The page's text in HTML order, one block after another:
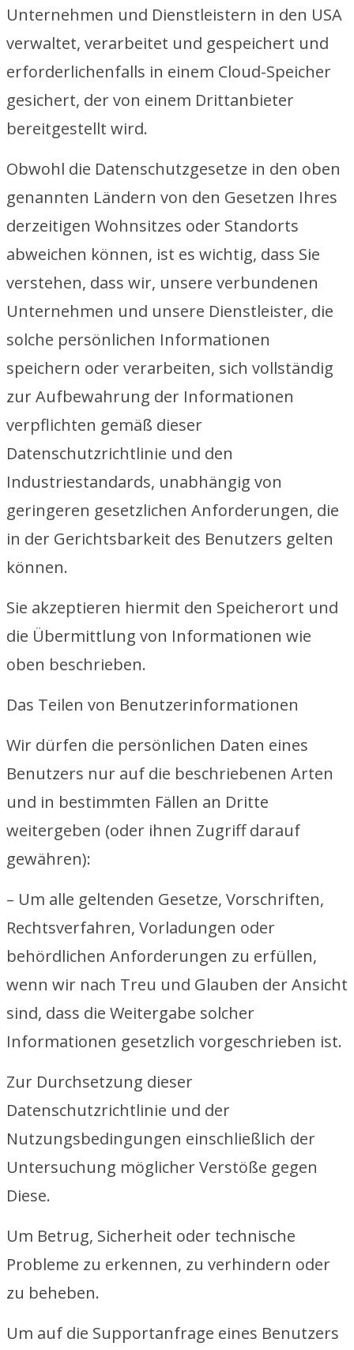
Unternehmen und Dienstleistern in den USA
verwaltet, verarbeitet und gespeichert und
erforderlichenfalls in einem Cloud-Speicher
gesichert, der von einem Drittanbieter
bereitgestellt wird.
Obwohl die Datenschutzgesetze in den oben
genannten Ländern von den Gesetzen Ihres
derzeitigen Wohnsitzes oder Standorts
abweichen können, ist es wichtig, dass Sie
verstehen, dass wir, unsere verbundenen
Unternehmen und unsere Dienstleister, die
solche persönlichen Informationen
speichern oder verarbeiten, sich vollständig
zur Aufbewahrung der Informationen
verpflichten gemäß dieser
Datenschutzrichtlinie und den
Industriestandards, unabhängig von
geringeren gesetzlichen Anforderungen, die
in der Gerichtsbarkeit des Benutzers gelten
können.
Sie akzeptieren hiermit den Speicherort und
die Übermittlung von Informationen wie
oben beschrieben.
Das Teilen von Benutzerinformationen
Wir dürfen die persönlichen Daten eines
Benutzers nur auf die beschriebenen Arten
und in bestimmten Fällen an Dritte
weitergeben (oder ihnen Zugriff darauf
gewähren):
– Um alle geltenden Gesetze, Vorschriften,
Rechtsverfahren, Vorladungen oder
behördlichen Anforderungen zu erfüllen,
wenn wir nach Treu und Glauben der Ansicht
sind, dass die Weitergabe solcher
Informationen gesetzlich vorgeschrieben ist.
Zur Durchsetzung dieser
Datenschutzrichtlinie und der
Nutzungsbedingungen einschließlich der
Untersuchung möglicher Verstöße gegen
Diese.
Um Betrug, Sicherheit oder technische
Probleme zu erkennen, zu verhindern oder
zu beheben.
Um auf die Supportanfrage eines Benutzers